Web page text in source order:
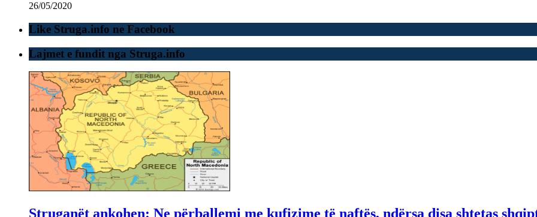
26/05/2020
Like Struga.info ne Facebook
Lajmet e fundit nga Struga.info
Struganët ankohen: Ne përballemi me kufizime të naftës, ndërsa disa shtetas